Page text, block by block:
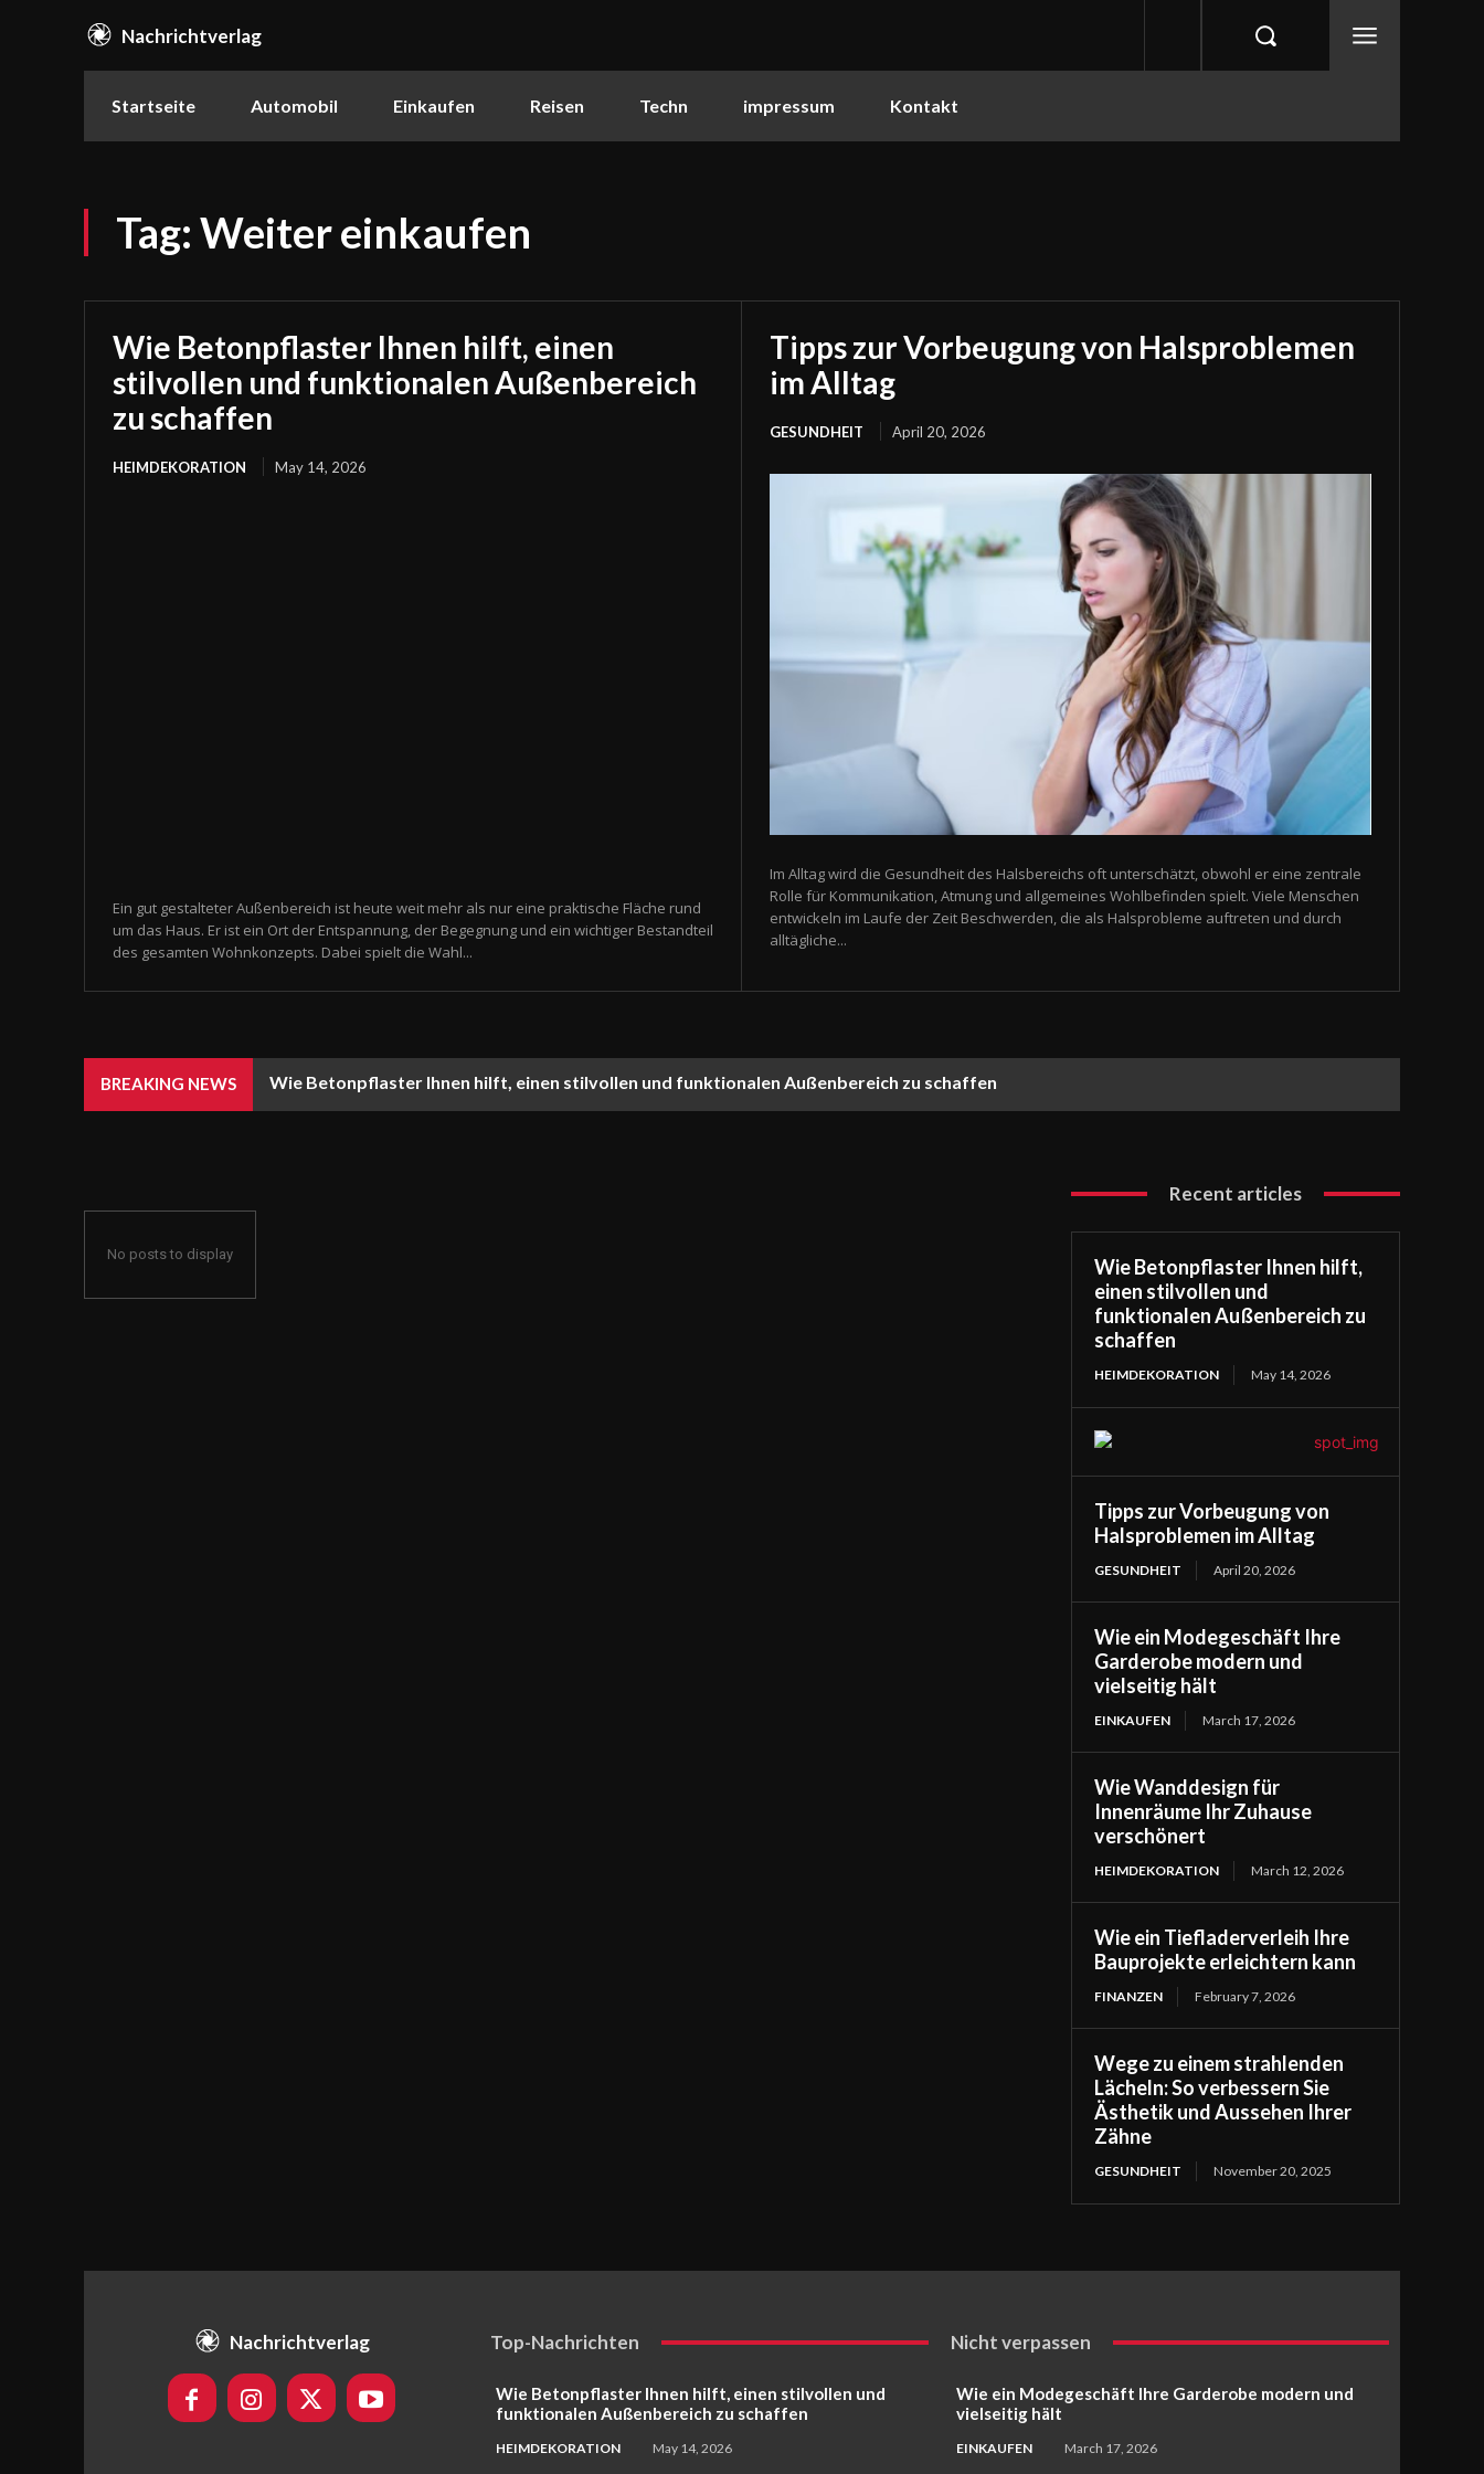
Nachrichtverlag
Startseite Automobil Einkaufen Reisen Techn impressum Kontakt
Tag:Weiter einkaufen
Wie Betonpflaster Ihnen hilft, einen
stilvollen und funktionalen Außenbereich
zu schaffen
HEIMDEKORATION May 14, 2026
Ein gut gestalteter Außenbereich ist heute weit mehr als nur eine praktische Fläche rund
um das Haus. Er ist ein Ort der Entspannung, der Begegnung und ein wichtiger Bestandteil
des gesamten Wohnkonzepts. Dabei spielt die Wahl...
Tipps zur Vorbeugung von Halsproblemen
im Alltag
GESUNDHEIT April 20, 2026
Im Alltag wird die Gesundheit des Halsbereichs oft unterschätzt, obwohl er eine zentrale
Rolle für Kommunikation, Atmung und allgemeines Wohlbefinden spielt. Viele Menschen
entwickeln im Laufe der Zeit Beschwerden, die als Halsprobleme auftreten und durch
alltägliche...
BREAKING NEWS Wie Betonpflaster Ihnen hilft, einen stilvollen und funktionalen Außenbereich zu schaffen
No posts to display
Recent articles
Wie Betonpflaster Ihnen hilft,
einen stilvollen und
funktionalen Außenbereich zu
schaffen
HEIMDEKORATION May 14, 2026
Tipps zur Vorbeugung von
Halsproblemen im Alltag
GESUNDHEIT April 20, 2026
Wie ein Modegeschäft Ihre
Garderobe modern und
vielseitig hält
EINKAUFEN March 17, 2026
Wie Wanddesign für
Innenräume Ihr Zuhause
verschönert
HEIMDEKORATION March 12, 2026
Wie ein Tiefladerverleih Ihre
Bauprojekte erleichtern kann
FINANZEN February 7, 2026
Wege zu einem strahlenden
Lächeln: So verbessern Sie
Ästhetik und Aussehen Ihrer
Zähne
GESUNDHEIT November 20, 2025
Nachrichtverlag Top-Nachrichten
Wie Betonpflaster Ihnen hilft, einen stilvollen und
funktionalen Außenbereich zu schaffen
HEIMDEKORATION May 14, 2026
Nicht verpassen
Wie ein Modegeschäft Ihre Garderobe modern und
vielseitig hält
EINKAUFEN March 17, 2026